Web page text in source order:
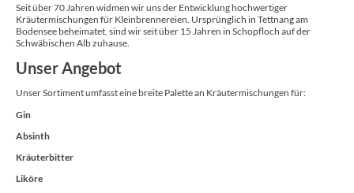
Seit über 70 Jahren widmen wir uns der Entwicklung hochwertiger
Kräutermischungen für Kleinbrennereien. Ursprünglich in Tettnang am
Bodensee beheimatet, sind wir seit über 15 Jahren in Schopfloch auf der
Schwäbischen Alb zuhause.
Unser Angebot
Unser Sortiment umfasst eine breite Palette an Kräutermischungen für:
Gin
Absinth
Kräuterbitter
Liköre